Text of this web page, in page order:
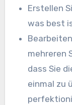
Erstellen
was best
mehreren
dass Sie
einmal zu